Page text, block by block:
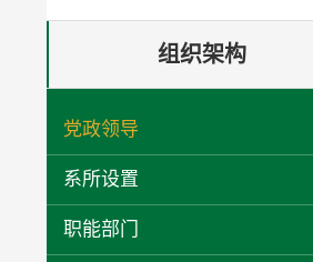
组织架构
党政领导
系所设置
职能部门